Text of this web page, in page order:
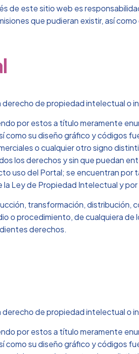
de este sitio web es
que pudieran existir, así
de propiedad intelectual o
por estos a título meramente
como su diseño gráfico y
o cualquier otro signo
los derechos y sin que puedan
uso del Portal; se encuentran
Ley de Propiedad Intelectual y por
transformación, distribución,
o procedimiento, de cualquiera
derechos.
de propiedad intelectual o
por estos a título meramente
como su diseño gráfico y